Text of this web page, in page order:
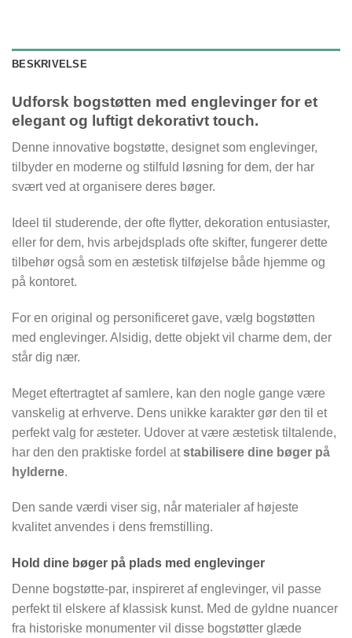
BESKRIVELSE
Udforsk bogstøtten med englevinger for et
elegant og luftigt dekorativt touch.
Denne innovative bogstøtte, designet som englevinger,
tilbyder en moderne og stilfuld løsning for dem, der har
svært ved at organisere deres bøger.
Ideel til studerende, der ofte flytter, dekoration entusiaster,
eller for dem, hvis arbejdsplads ofte skifter, fungerer dette
tilbehør også som en æstetisk tilføjelse både hjemme og
på kontoret.
For en original og personificeret gave, vælg bogstøtten
med englevinger. Alsidig, dette objekt vil charme dem, der
står dig nær.
Meget eftertragtet af samlere, kan den nogle gange være
vanskelig at erhverve. Dens unikke karakter gør den til et
perfekt valg for æsteter. Udover at være æstetisk tiltalende,
har den den praktiske fordel atstabilisere dine bøger på
hylderne.
Den sande værdi viser sig, når materialer af højeste
kvalitet anvendes i dens fremstilling.
Hold dine bøger på plads med englevinger
Denne bogstøtte-par, inspireret af englevinger, vil passe
perfekt til elskere af klassisk kunst. Med de gyldne nuancer
fra historiske monumenter vil disse bogstøtter glæde